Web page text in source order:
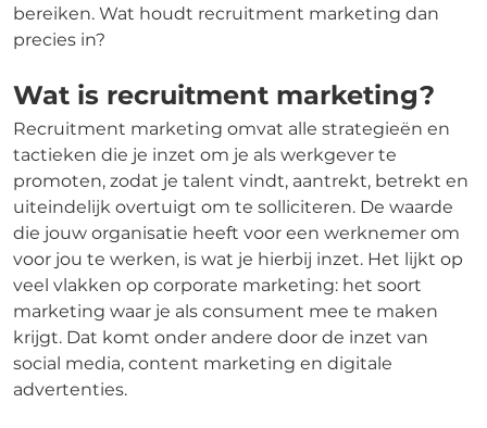
bereiken. Wat houdt recruitment marketing dan
precies in?
Wat is recruitment marketing?
Recruitment marketing omvat alle strategieën en
tactieken die je inzet om je als werkgever te
promoten, zodat je talent vindt, aantrekt, betrekt en
uiteindelijk overtuigt om te solliciteren. De waarde
die jouw organisatie heeft voor een werknemer om
voor jou te werken, is wat je hierbij inzet. Het lijkt op
veel vlakken op corporate marketing: het soort
marketing waar je als consument mee te maken
krijgt. Dat komt onder andere door de inzet van
social media, content marketing en digitale
advertenties.